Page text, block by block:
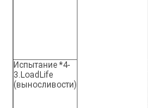
Испытание *4-
3.LoadLife
(выносливости)